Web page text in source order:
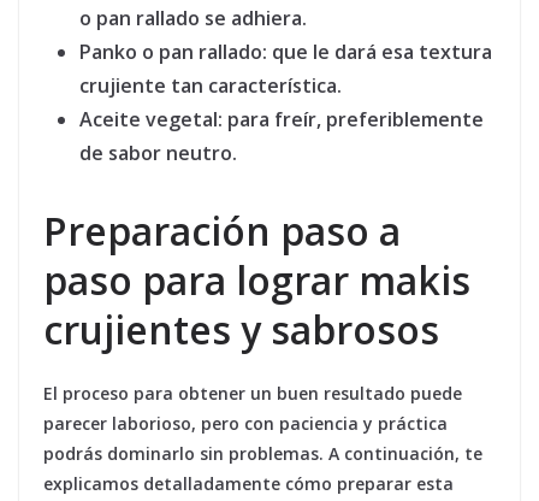
o pan rallado se adhiera.
Panko o pan rallado: que le dará esa textura
crujiente tan característica.
Aceite vegetal: para freír, preferiblemente
de sabor neutro.
Preparación paso a
paso para lograr makis
crujientes y sabrosos
El proceso para obtener un buen resultado puede
parecer laborioso, pero con paciencia y práctica
podrás dominarlo sin problemas. A continuación, te
explicamos detalladamente cómo preparar esta